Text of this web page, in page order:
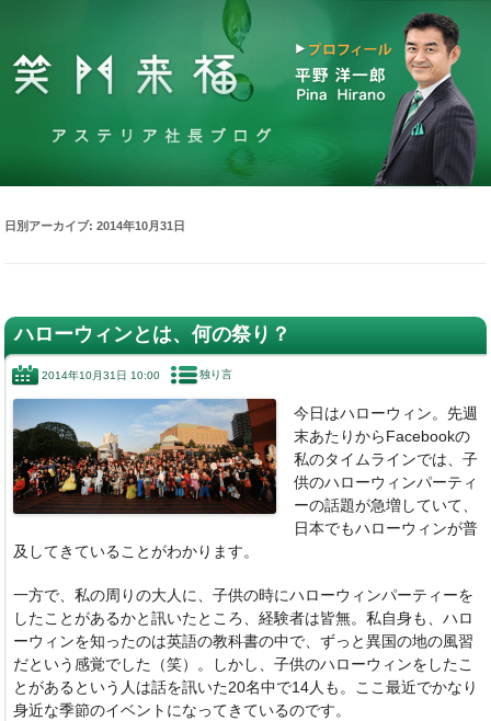
日別アーカイブ:2014年10月31日
ハローウィンとは、何の祭り？
2014年10月31日 10:00 独り言
今日はハローウィン。先週
末あたりからFacebookの
私のタイムラインでは、子
供のハローウィンパーティ
ーの話題が急増していて、
日本でもハローウィンが普
及してきていることがわかります。
一方で、私の周りの大人に、子供の時にハローウィンパーティーを
したことがあるかと訊いたところ、経験者は皆無。私自身も、ハロ
ーウィンを知ったのは英語の教科書の中で、ずっと異国の地の風習
だという感覚でした（笑）。しかし、子供のハローウィンをしたこ
とがあるという人は話を訊いた20名中で14人も。ここ最近でかなり
身近な季節のイベントになってきているのです。